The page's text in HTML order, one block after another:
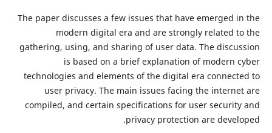
The paper discusses a few issues that have emerged in the
modern digital era and are strongly related to the
gathering, using, and sharing of user data. The discussion
is based on a brief explanation of modern cyber
technologies and elements of the digital era connected to
user privacy. The main issues facing the internet are
compiled, and certain specifications for user security and
privacy protection are developed.